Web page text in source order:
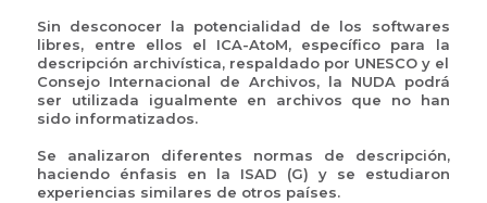
Sin desconocer la potencialidad de los softwares
libres, entre ellos el ICA-AtoM, específico para la
descripción archivística, respaldado por UNESCO y el
Consejo Internacional de Archivos, la NUDA podrá
ser utilizada igualmente en archivos que no han
sido informatizados.
Se analizaron diferentes normas de descripción,
haciendo énfasis en la ISAD (G) y se estudiaron
experiencias similares de otros países.